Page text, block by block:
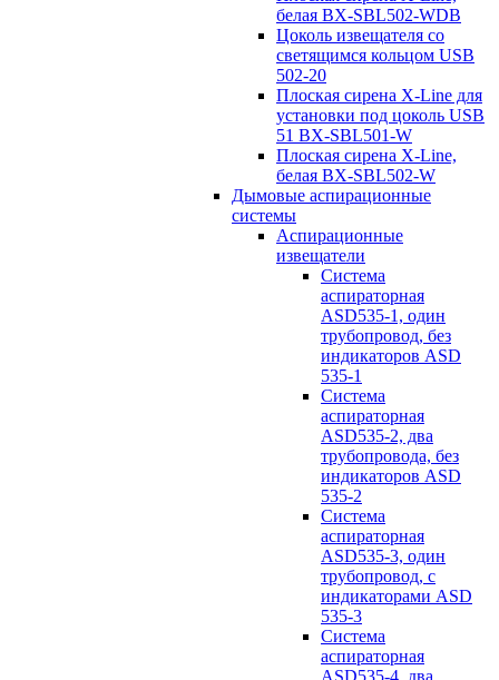
белая BX-SBL502-WDB
Цоколь извещателя со
светящимся кольцом USB
502-20
Плоская сирена X-Line для
установки под цоколь USB
51 BX-SBL501-W
Плоская сирена X-Line,
белая BX-SBL502-W
Дымовые аспирационные
системы
Аспирационные
извещатели
Система
аспираторная
ASD535-1, один
трубопровод, без
индикаторов ASD
535-1
Система
аспираторная
ASD535-2, два
трубопровода, без
индикаторов ASD
535-2
Система
аспираторная
ASD535-3, один
трубопровод, с
индикаторами ASD
535-3
Система
аспираторная
ASD535-4, два